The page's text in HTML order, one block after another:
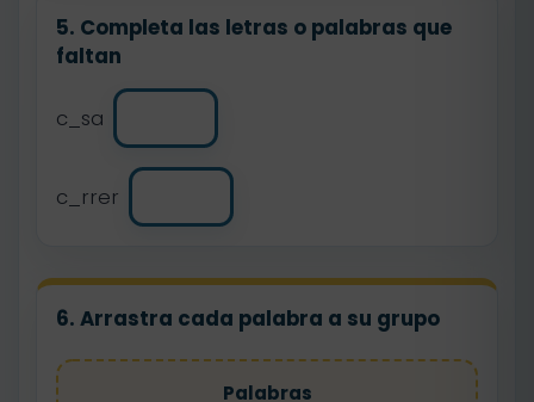
5. Completa las letras o palabras que
faltan
c_sa
c_rrer
6. Arrastra cada palabra a su grupo
Palabras